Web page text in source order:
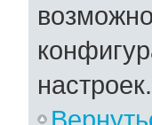
настроек.